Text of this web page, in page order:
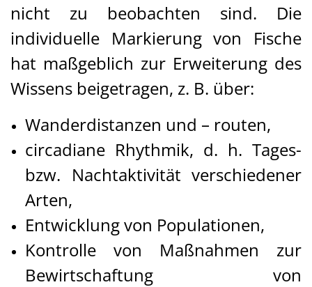
nicht zu beobachten sind. Die
individuelle Markierung von Fische
hat maßgeblich zur Erweiterung des
Wissens beigetragen, z. B. über:
Wanderdistanzen und – routen,
circadiane Rhythmik, d. h. Tages-
bzw. Nachtaktivität verschiedener
Arten,
Entwicklung von Populationen,
Kontrolle von Maßnahmen zur
Bewirtschaftung von